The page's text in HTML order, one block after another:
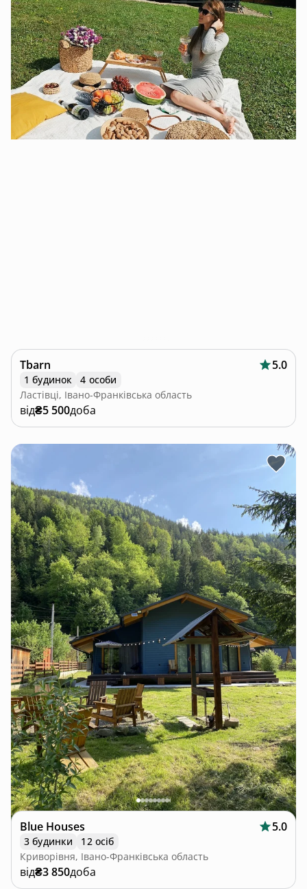
Tbarn 5.0
1 будинок
4 особи
Ластівці, Івано-Франківська область
від₴5 500доба
Blue Houses 5.0
3 будинки
12 осіб
Криворівня, Івано-Франківська область
від₴3 850доба